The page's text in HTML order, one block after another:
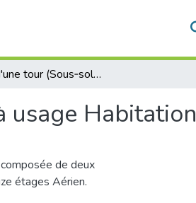
Etude d'une tour (Sous‐sol +R.D.C + 12 étages) à usage Habitation
usage Habitation
de deux
étages Aérien.